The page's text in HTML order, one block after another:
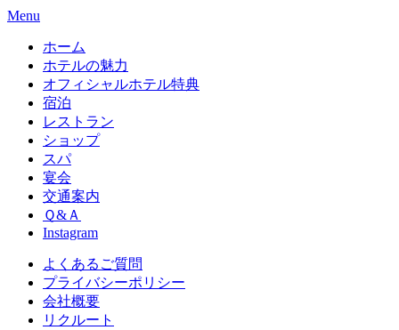
Menu
ホーム
ホテルの魅力
オフィシャルホテル特典
宿泊
レストラン
ショップ
スパ
宴会
交通案内
Ｑ&Ａ
Instagram
よくあるご質問
プライバシーポリシー
会社概要
リクルート